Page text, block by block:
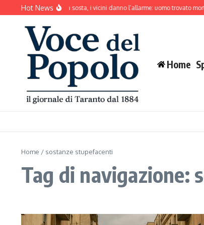
Salta al contenuto
Hot News
Il cane abbaia senza sosta, i vicini danno l’allarme: uomo trovato morto
Home
Home / sostanze stupefacenti
Tag di navigazione: